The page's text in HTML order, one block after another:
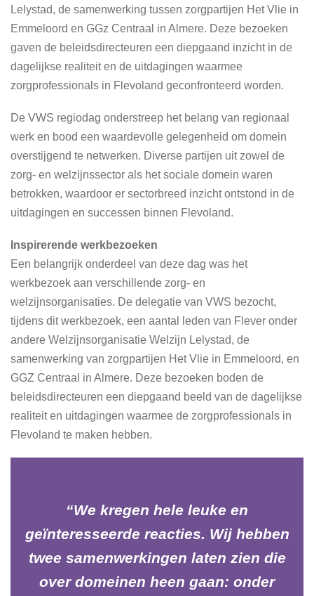
Lelystad, de samenwerking tussen zorgpartijen Het Vlie in
Emmeloord en GGz Centraal in Almere. Deze bezoeken
gaven de beleidsdirecteuren een diepgaand inzicht in de
dagelijkse realiteit en de uitdagingen waarmee
zorgprofessionals in Flevoland geconfronteerd worden.
De VWS regiodag onderstreep het belang van regionaal
werk en bood een waardevolle gelegenheid om domein
overstijgend te netwerken. Diverse partijen uit zowel de
zorg- en welzijnssector als het sociale domein waren
betrokken, waardoor er sectorbreed inzicht ontstond in de
uitdagingen en successen binnen Flevoland.
Inspirerende werkbezoeken
Een belangrijk onderdeel van deze dag was het
werkbezoek aan verschillende zorg- en
welzijnsorganisaties. De delegatie van VWS bezocht,
tijdens dit werkbezoek, een aantal leden van Flever onder
andere Welzijnsorganisatie Welzijn Lelystad, de
samenwerking van zorgpartijen Het Vlie in Emmeloord, en
GGZ Centraal in Almere. Deze bezoeken boden de
beleidsdirecteuren een diepgaand beeld van de dagelijkse
realiteit en uitdagingen waarmee de zorgprofessionals in
Flevoland te maken hebben.
We kregen hele leuke en
geïnteresseerde reacties. Wij hebben
twee samenwerkingen laten zien die
over domeinen heen gaan: onder